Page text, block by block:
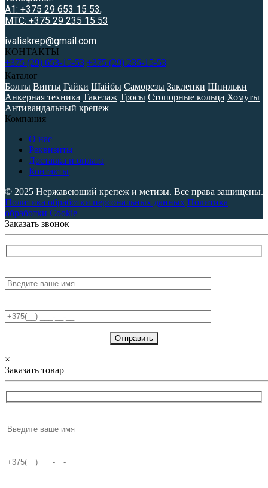
A1: +375 29 653 15 53,
МТС: +375 29 235 15 53
ivaliskrep@gmail.com
КОНТАКТЫ
+375 (29) 653-15-53 +375 (29) 235-15-53
Каталог
Болты Винты Гайки Шайбы Саморезы Заклепки Шпильки
Анкерная техника Такелаж Тросы Стопорные кольца Хомуты
Антивандальный крепеж
Компания
О нас
Реквизиты
Доставка и оплата
Контакты
© 2025 Нержавеющий крепеж и метизы. Все права защищены.
Политика обработки персональных данных Политика
обработки Cookie
Заказать звонок
×
Заказать товар